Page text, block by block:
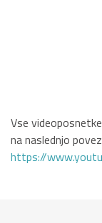
Vse
na naslednjo
https://